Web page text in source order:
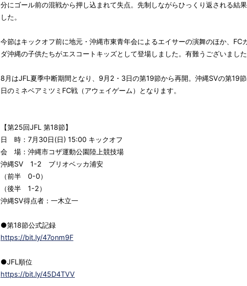
分にゴール前の混戦から押し込まれて失点。先制しながらひっくり返される結
した。
今節はキックオフ前に地元・沖縄市東青年会によるエイサーの演舞のほか、FC
ダ沖縄の子供たちがエスコートキッズとして登場しました。有難うございました
8月はJFL夏季中断期間となり、9月2・3日の第19節から再開。沖縄SVの第19
日のミネベアミツミFC戦（アウェイゲーム）となります。
【第25回JFL 第18節】
日 時：7月30日(日) 15:00 キックオフ
会 場：沖縄市コザ運動公園陸上競技場
沖縄SV 1-2 ブリオベッカ浦安
（前半 0-0）
（後半 1-2）
沖縄SV得点者：一木立一
●第18節公式記録
https://bit.ly/47onm9F
●JFL順位
https://bit.ly/45D4TVV